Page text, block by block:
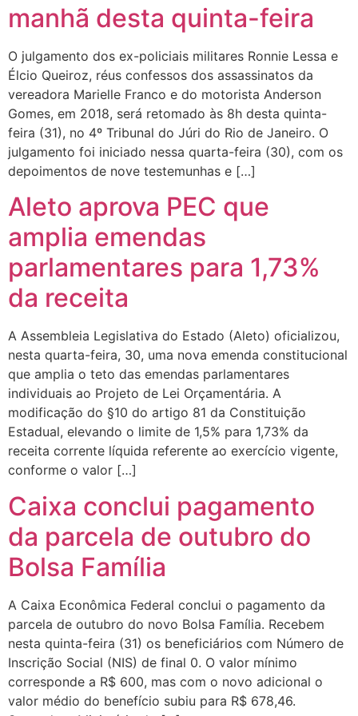
manhã desta quinta-feira
O julgamento dos ex-policiais militares Ronnie Lessa e
Élcio Queiroz, réus confessos dos assassinatos da
vereadora Marielle Franco e do motorista Anderson
Gomes, em 2018, será retomado às 8h desta quinta-
feira (31), no 4º Tribunal do Júri do Rio de Janeiro. O
julgamento foi iniciado nessa quarta-feira (30), com os
depoimentos de nove testemunhas e […]
Aleto aprova PEC que
amplia emendas
parlamentares para 1,73%
da receita
A Assembleia Legislativa do Estado (Aleto) oficializou,
nesta quarta-feira, 30, uma nova emenda constitucional
que amplia o teto das emendas parlamentares
individuais ao Projeto de Lei Orçamentária. A
modificação do §10 do artigo 81 da Constituição
Estadual, elevando o limite de 1,5% para 1,73% da
receita corrente líquida referente ao exercício vigente,
conforme o valor […]
Caixa conclui pagamento
da parcela de outubro do
Bolsa Família
A Caixa Econômica Federal conclui o pagamento da
parcela de outubro do novo Bolsa Família. Recebem
nesta quinta-feira (31) os beneficiários com Número de
Inscrição Social (NIS) de final 0. O valor mínimo
corresponde a R$ 600, mas com o novo adicional o
valor médio do benefício subiu para R$ 678,46.